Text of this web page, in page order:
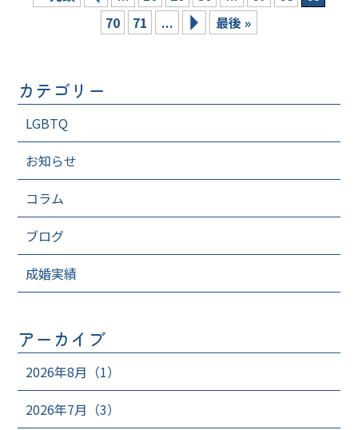
70
71 ... 最後 »
カテゴリー
LGBTQ
お知らせ
コラム
ブログ
成婚実績
アーカイブ
2026年8月（1）
2026年7月（3）